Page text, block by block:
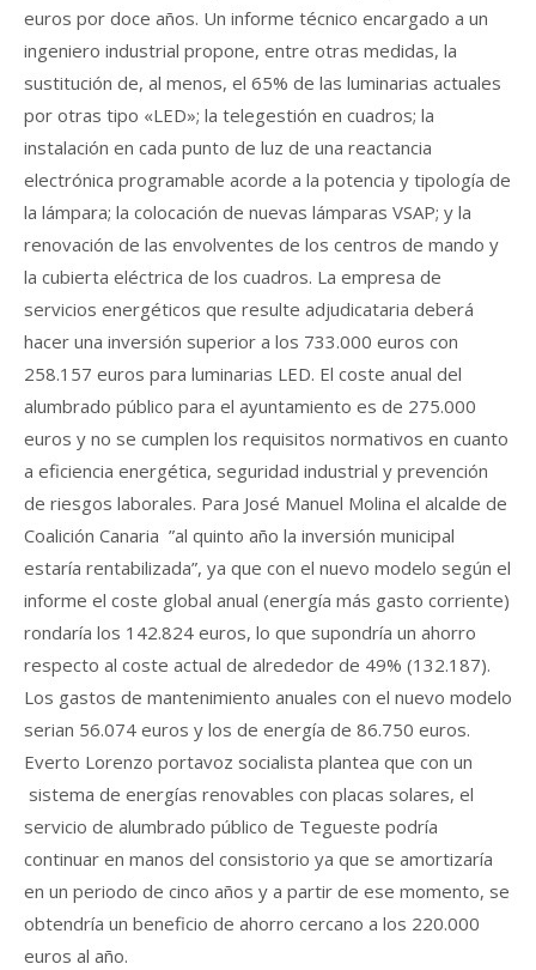
euros por doce años. Un informe técnico encargado a un
ingeniero industrial propone, entre otras medidas, la
sustitución de, al menos, el 65% de las luminarias actuales
por otras tipo «LED»; la telegestión en cuadros; la
instalación en cada punto de luz de una reactancia
electrónica programable acorde a la potencia y tipología de
la lámpara; la colocación de nuevas lámparas VSAP; y la
renovación de las envolventes de los centros de mando y
la cubierta eléctrica de los cuadros. La empresa de
servicios energéticos que resulte adjudicataria deberá
hacer una inversión superior a los 733.000 euros con
258.157 euros para luminarias LED. El coste anual del
alumbrado público para el ayuntamiento es de 275.000
euros y no se cumplen los requisitos normativos en cuanto
a eficiencia energética, seguridad industrial y prevención
de riesgos laborales. Para José Manuel Molina el alcalde de
Coalición Canaria ”al quinto año la inversión municipal
estaría rentabilizada”, ya que con el nuevo modelo según el
informe el coste global anual (energía más gasto corriente)
rondaría los 142.824 euros, lo que supondría un ahorro
respecto al coste actual de alrededor de 49% (132.187).
Los gastos de mantenimiento anuales con el nuevo modelo
serian 56.074 euros y los de energía de 86.750 euros.
Everto Lorenzo portavoz socialista plantea que con un
sistema de energías renovables con placas solares, el
servicio de alumbrado público de Tegueste podría
continuar en manos del consistorio ya que se amortizaría
en un periodo de cinco años y a partir de ese momento, se
obtendría un beneficio de ahorro cercano a los 220.000
euros al año.